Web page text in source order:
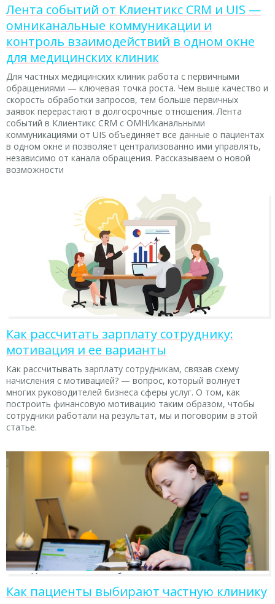
Лента событий от Клиентикс CRM и UIS —
омниканальные коммуникации и
контроль взаимодействий в одном окне
для медицинских клиник
Для частных медицинских клиник работа с первичными
обращениями — ключевая точка роста. Чем выше качество и
скорость обработки запросов, тем больше первичных
заявок перерастают в долгосрочные отношения. Лента
событий в Клиентикс CRM с ОМНИканальными
коммуникациями от UIS объединяет все данные о пациентах
в одном окне и позволяет централизованно ими управлять,
независимо от канала обращения. Рассказываем о новой
возможности
Как рассчитать зарплату сотруднику:
мотивация и ее варианты
Как рассчитывать зарплату сотрудникам, связав схему
начисления с мотивацией? — вопрос, который волнует
многих руководителей бизнеса сферы услуг. О том, как
построить финансовую мотивацию таким образом, чтобы
сотрудники работали на результат, мы и поговорим в этой
статье.
Как пациенты выбирают частную клинику